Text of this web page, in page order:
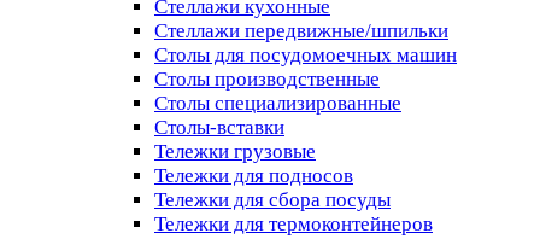
Стеллажи кухонные
Стеллажи передвижные/шпильки
Столы для посудомоечных машин
Столы производственные
Столы специализированные
Столы-вставки
Тележки грузовые
Тележки для подносов
Тележки для сбора посуды
Тележки для термоконтейнеров